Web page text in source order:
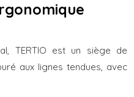
TERTIO est un siège de
aux lignes tendues, avec